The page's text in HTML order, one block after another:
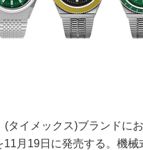
(タイメックス)ブランドに
月19日に発売する。機